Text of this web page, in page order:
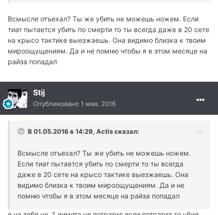
Всмысле отъехал? Ты же убить не можешь ножем. Если
тиат пытается убить по смерти то ты всегда даже в 20 сете
на крысо тактике выезжаешь. Она видимо близка к твоим
мироощущениям. Да и не помню чтобы я в этом месяце на
райза попадал
Stij
Опубликовано 1 мая, 2016
В 01.05.2016 в 14:29, Actis сказал:
Всмысле отъехал? Ты же убить не можешь ножем.
Если тиат пытается убить по смерти то ты всегда
даже в 20 сете на крысо тактике выезжаешь. Она
видимо близка к твоим мироощущениям. Да и не
помню чтобы я в этом месяце на райза попадал